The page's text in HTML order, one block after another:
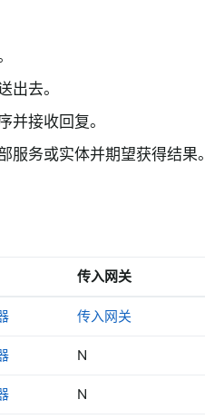
出去。
并接收回复。
务或实体并期望获得结果。
传入网关
传入网关
N
N